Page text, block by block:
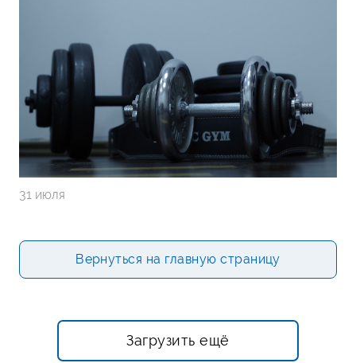
31 июля
Вернуться на главную страницу
Загрузить ещё